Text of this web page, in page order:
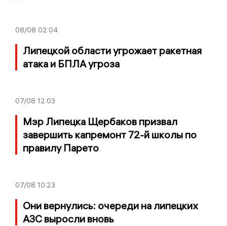
08/08 02:04
Липецкой области угрожает ракетная
атака и БПЛА угроза
07/08 12:03
Мэр Липецка Щербаков призвал
завершить капремонт 72-й школы по
правилу Парето
07/08 10:23
Они вернулись: очереди на липецких
АЗС выросли вновь